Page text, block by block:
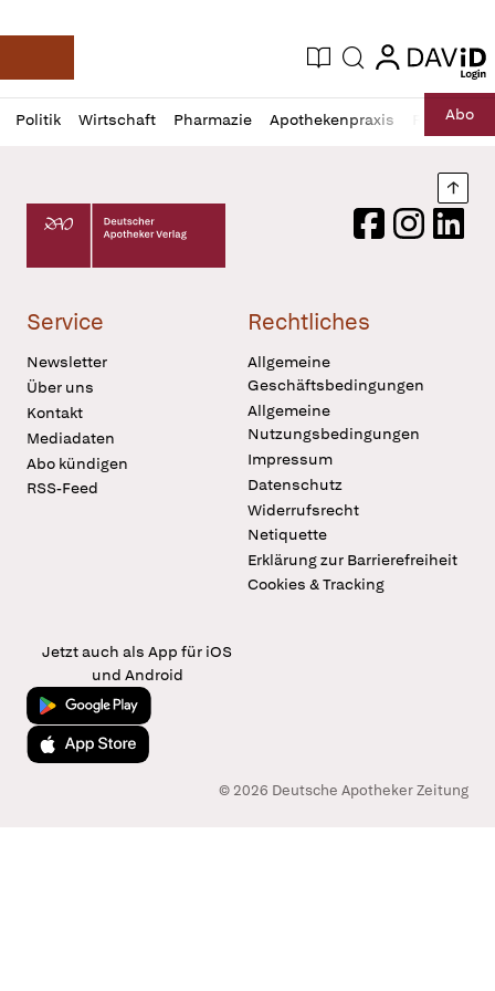
Deutsche Apotheker Zeitung
Aktuelle Ausgabe
Suche login
login
Politik Wirtschaft Pharmazie Apothekenpraxis RechtAbo
Profil
öffnen
Daz
Pur
Deutscher Apotheker Verlag Logo
FacebookInstagram
Service
Newsletter
Über uns
Kontakt
Mediadaten
Abo kündigen
RSS-Feed
Rechtliches
Allgemeine
Geschäftsbedingungen
Allgemeine
Nutzungsbedingungen
Impressum
Datenschutz
Widerrufsrecht
Netiquette
Erklärung zur Barrierefreiheit
Cookies & Tracking
Jetzt auch als App für iOS
und Android
Jetzt bei Google Play
Laden im App Store
© 2026 Deutsche Apotheker Zeitung